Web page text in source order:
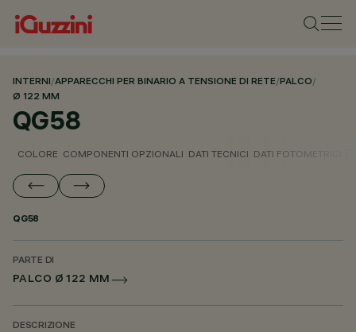
INTERNI/APPARECCHI PER BINARIO A TENSIONE DI RETE/PALCO/
Ø 122 MM
QG58
COLORE COMPONENTI OPZIONALI DATI TECNICI DATI FOTOMETRICI
QG58
PARTE DI
PALCO Ø 122 MM
DESCRIZIONE